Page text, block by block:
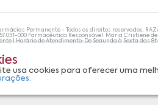
usa cookies para oferecer uma
Permanente - Todos os direitos reservados.
000 Farmacêutica Responsável: Maria Cristiene
| Horário de Atendimento: De Segunda à Sexta das
para automedicação e, de forma alguma,
de saúde e prescrever o tratamento adequado. Se
de proteção de dados, para que você possa
Todos os pedidos efetuados estão sujeitos à